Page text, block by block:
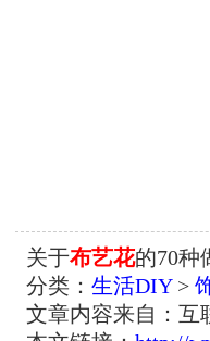
关于布艺花的70种
分类： 生活DIY>
文章内容来自：互